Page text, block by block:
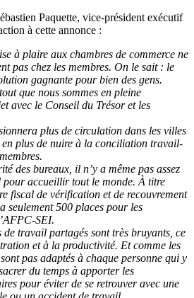
Paquette, vice-président exécutif
à cette annonce :
à plaire aux chambres de commerce ne
pas chez les membres. On le sait : le
gagnante pour bien des gens.
que nous sommes en pleine
avec le Conseil du Trésor et les
plus de circulation dans les villes
plus de nuire à la conciliation travail-
des bureaux, il n’y a même pas assez
pour accueillir tout le monde. À titre
fiscal de vérification et de recouvrement
seulement 500 places pour les
SEI.
de travail partagés sont très bruyants, ce
et à la productivité. Et comme les
pas adaptés à chaque personne qui y
du temps à apporter les
pour éviter de se retrouver avec une